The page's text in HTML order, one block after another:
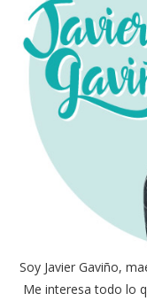
Soy Javier Gaviño,
Me interesa todo lo